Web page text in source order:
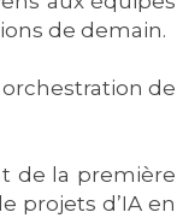
de demain.
de
de la première
projets d’IA en